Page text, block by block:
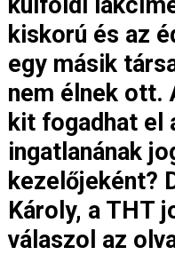
kiskorú és az
egy másik
nem élnek ott.
kit fogadhat el
ingatlanának
kezelőjeként?
Károly, a THT
válaszol az